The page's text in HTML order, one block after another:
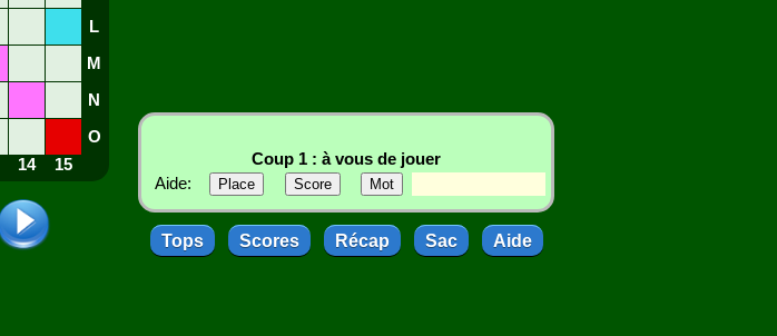
L
M
N
O
14 15
Coup 1 : à vous de jouer
Aide:
Tops Scores Récap Sac Aide